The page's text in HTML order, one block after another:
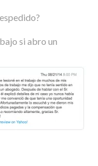
si abro un